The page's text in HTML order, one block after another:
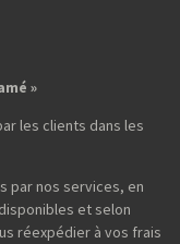
»
les clients dans les
par nos services, en
et selon
réexpédier à vos frais